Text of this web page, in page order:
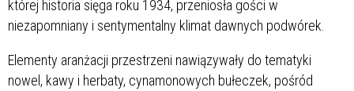
której historia sięga roku 1934, przeniosła gości w
niezapomniany i sentymentalny klimat dawnych podwórek.
Elementy aranżacji przestrzeni nawiązywały do tematyki
nowel, kawy i herbaty, cynamonowych bułeczek, pośród